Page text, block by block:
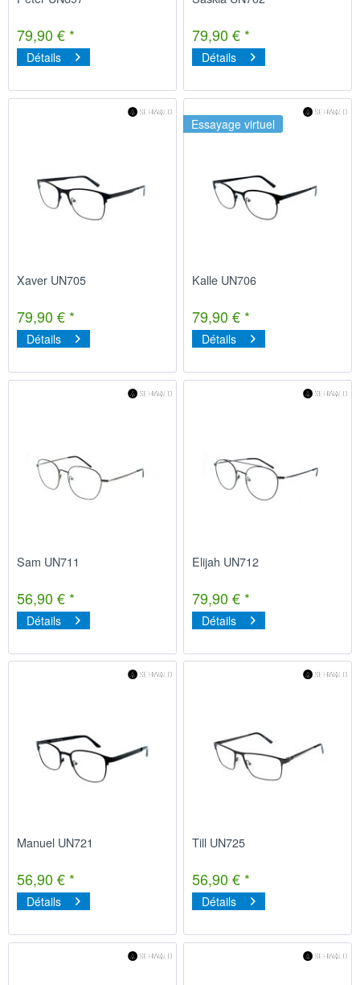
79,90 € *
Détails
79,90 € *
Détails
Xaver UN705
79,90 € *
Détails
Essayage virtuel
Kalle UN706
79,90 € *
Détails
Sam UN711
56,90 € *
Détails
Elijah UN712
79,90 € *
Détails
Manuel UN721
56,90 € *
Détails
Till UN725
56,90 € *
Détails